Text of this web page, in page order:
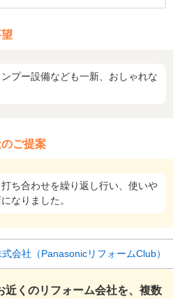
プー設備なども一新、おしゃれな
ご提案
ち合わせを繰り返し行い、使いや
なりました。
会社（PanasonicリフォームClub）
近くのリフォーム会社を、複数